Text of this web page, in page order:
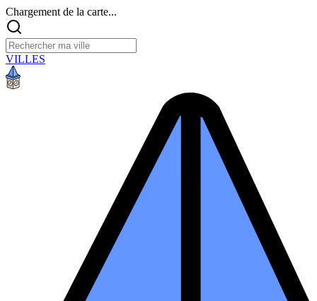
Chargement de la carte...
VILLES